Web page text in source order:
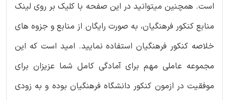
است. همچنین میتوانید در این صفحه با کلیک بر روی لینک
منابع کنکور فرهنگیان، به صورت رایگان از منابع و جزوه های
خلاصه کنکور فرهنگیان استفاده نمایید. امید است که این
مجموعه عاملی مهم برای آمادگی کامل شما عزیزان برای
موفقیت در ازمون کنکور دانشگاه فرهنگیان بوده و به زودی